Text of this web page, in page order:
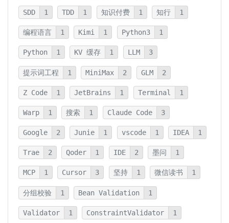
SDD 1 TDD 1 知识付费 1 知行 1
编程语言 1 Kimi 1 Python3 1
Python 1 KV 缓存 1 LLM 3
提示词工程 1 MiniMax 2 GLM 2
Z Code 1 JetBrains 1 Terminal 1
Warp 1 搜索 1 Claude Code 3
Google 2 Junie 1 vscode 1 IDEA 1
Trae 2 Qoder 1 IDE 2 墨问 1
MCP 1 Cursor 3 坚持 1 微信读书 1
分组校验 1 Bean Validation 1
Validator 1 ConstraintValidator 1